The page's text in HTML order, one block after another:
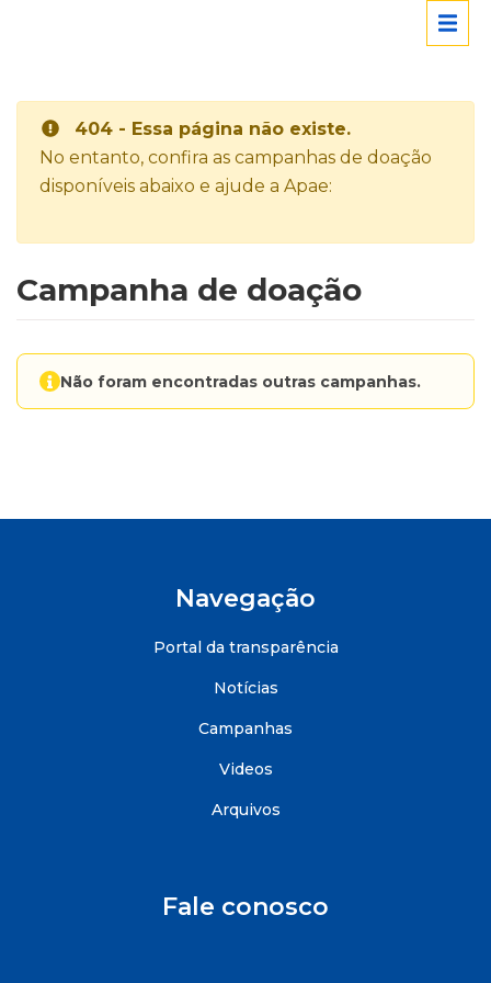
404 - Essa página não existe.
No entanto, confira as campanhas de doação
disponíveis abaixo e ajude a Apae:
Campanha de doação
Não foram encontradas outras campanhas.
Navegação
Portal da transparência
Notícias
Campanhas
Videos
Arquivos
Fale conosco